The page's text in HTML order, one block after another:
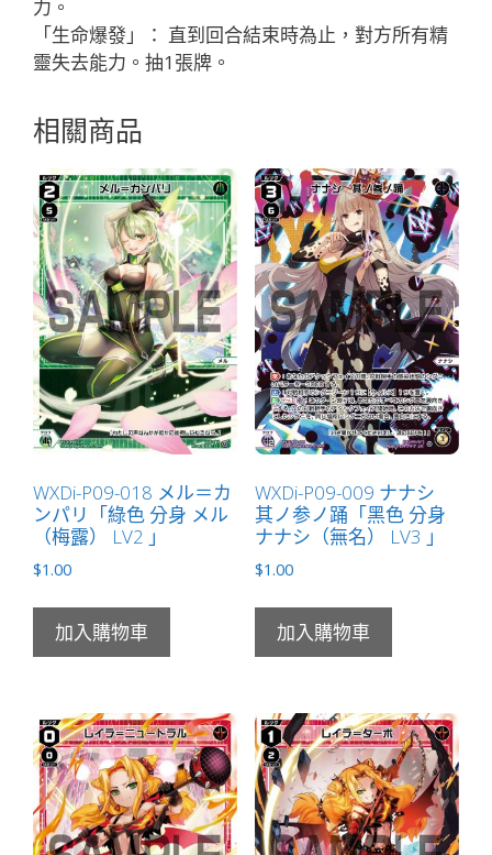
「白
色
精
奏
ト
リ
ッ
ク
（機
關）
LV2
有
LB」
數
力。
「生命爆發」： 直到回合結束時為止，對方所有精
靈失去能力。抽1張牌。
相關商品
WXDi-P09-018 メル＝カ
ンパリ「綠色 分身 メル
（梅露） LV2 」
$1.00
加入購物車
WXDi-P09-009 ナナシ
其ノ参ノ踊「黑色 分身
ナナシ（無名） LV3 」
$1.00
加入購物車